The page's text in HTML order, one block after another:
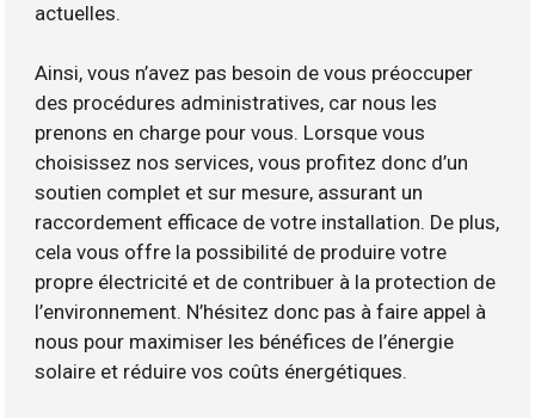
actuelles.
Ainsi, vous n’avez pas besoin de vous préoccuper
des procédures administratives, car nous les
prenons en charge pour vous. Lorsque vous
choisissez nos services, vous profitez donc d’un
soutien complet et sur mesure, assurant un
raccordement efficace de votre installation. De plus,
cela vous offre la possibilité de produire votre
propre électricité et de contribuer à la protection de
l’environnement. N’hésitez donc pas à faire appel à
nous pour maximiser les bénéfices de l’énergie
solaire et réduire vos coûts énergétiques.